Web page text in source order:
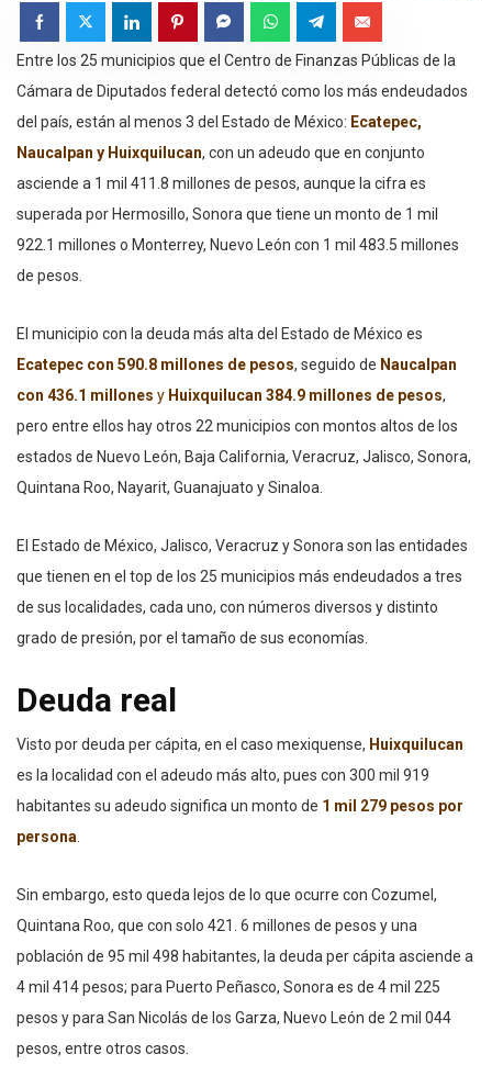
Entre los 25 municipios que el Centro de Finanzas Públicas de la
Cámara de Diputados federal detectó como los más endeudados
del país, están al menos 3 del Estado de México: Ecatepec,
Naucalpan y Huixquilucan, con un adeudo que en conjunto
asciende a 1 mil 411.8 millones de pesos, aunque la cifra es
superada por Hermosillo, Sonora que tiene un monto de 1 mil
922.1 millones o Monterrey, Nuevo León con 1 mil 483.5 millones
de pesos.
El municipio con la deuda más alta del Estado de México es
Ecatepec con 590.8 millones de pesos, seguido de Naucalpan
con 436.1 millones y Huixquilucan 384.9 millones de pesos,
pero entre ellos hay otros 22 municipios con montos altos de los
estados de Nuevo León, Baja California, Veracruz, Jalisco, Sonora,
Quintana Roo, Nayarit, Guanajuato y Sinaloa.
El Estado de México, Jalisco, Veracruz y Sonora son las entidades
que tienen en el top de los 25 municipios más endeudados a tres
de sus localidades, cada uno, con números diversos y distinto
grado de presión, por el tamaño de sus economías.
Deuda real
Visto por deuda per cápita, en el caso mexiquense, Huixquilucan
es la localidad con el adeudo más alto, pues con 300 mil 919
habitantes su adeudo significa un monto de 1 mil 279 pesos por
persona.
Sin embargo, esto queda lejos de lo que ocurre con Cozumel,
Quintana Roo, que con solo 421. 6 millones de pesos y una
población de 95 mil 498 habitantes, la deuda per cápita asciende a
4 mil 414 pesos; para Puerto Peñasco, Sonora es de 4 mil 225
pesos y para San Nicolás de los Garza, Nuevo León de 2 mil 044
pesos, entre otros casos.